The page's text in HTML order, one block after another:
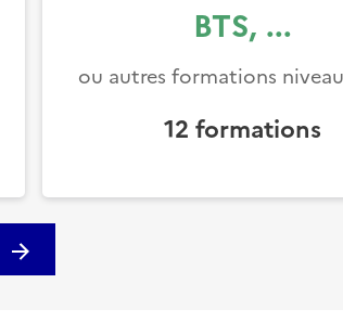
BTS, ...
ou autres formations
12 formations